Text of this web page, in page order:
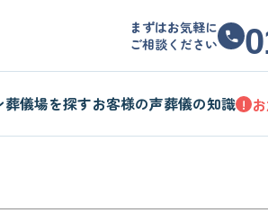
まずはお気軽に
ご相談ください
葬儀場を探すお客様の声葬儀の知識 !